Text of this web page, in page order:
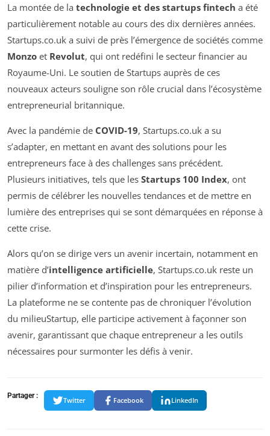
La montée de la technologie et des startups fintech a été
particulièrement notable au cours des dix dernières années.
Startups.co.uk a suivi de près l’émergence de sociétés comme
Monzo et Revolut, qui ont redéfini le secteur financier au
Royaume-Uni. Le soutien de Startups auprès de ces
nouveaux acteurs souligne son rôle crucial dans l’écosystème
entrepreneurial britannique.
Avec la pandémie de COVID-19, Startups.co.uk a su
s’adapter, en mettant en avant des solutions pour les
entrepreneurs face à des challenges sans précédent.
Plusieurs initiatives, tels que les Startups 100 Index, ont
permis de célébrer les nouvelles tendances et de mettre en
lumière des entreprises qui se sont démarquées en réponse à
cette crise.
Alors qu’on se dirige vers un avenir incertain, notamment en
matière d’intelligence artificielle, Startups.co.uk reste un
pilier d’information et d’inspiration pour les entrepreneurs.
La plateforme ne se contente pas de chroniquer l’évolution
du milieuStartup, elle participe activement à façonner son
avenir, garantissant que chaque entrepreneur a les outils
nécessaires pour surmonter les défis à venir.
Partager :
Twitter Facebook LinkedIn